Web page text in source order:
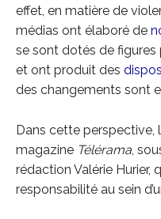
effet, en matière de
médias ont élaboré de
se sont dotés de figures
et ont produit des
des changements sont
Dans cette perspective,
magazine Télérama ,
rédaction Valérie Hurier,
responsabilité au sein